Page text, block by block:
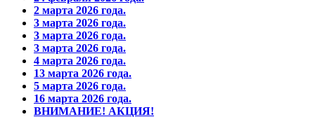
2 марта 2026 года.
3 марта 2026 года.
3 марта 2026 года.
3 марта 2026 года.
4 марта 2026 года.
13 марта 2026 года.
5 марта 2026 года.
16 марта 2026 года.
ВНИМАНИЕ! АКЦИЯ!